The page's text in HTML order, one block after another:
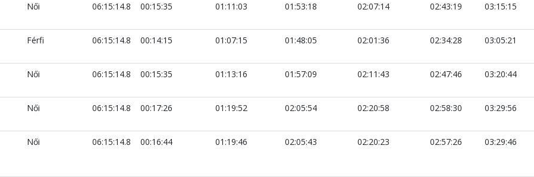
Női 06:15:14.8 00:15:35 01:11:03 01:53:18 02:07:14 02:43:19 03:15:15
Férfi 06:15:14.8 00:14:15 01:07:15 01:48:05 02:01:36 02:34:28 03:05:21
Női 06:15:14.8 00:15:35 01:13:16 01:57:09 02:11:43 02:47:46 03:20:44
Női 06:15:14.8 00:17:26 01:19:52 02:05:54 02:20:58 02:58:30 03:29:56
Női 06:15:14.8 00:16:44 01:19:46 02:05:43 02:20:23 02:57:26 03:29:46